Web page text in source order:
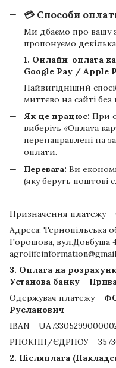
💳 Способи
Ми дбаємо про вашу
пропонуємо
1. Онлайн-оплата
Google Pay / Apple
Найвигідніший
миттєво на сайті без
Як це працює: При
виберіть «Оплата
перенаправлені на
оплати.
Перевага: Ви
(яку беруть поштові
Призначення платежу –
Адреса: Тернопільська
Горошова, вул.Довбуша
3. Оплата на
Установа банку –
Одержувач платежу –
Русланович
IBAN -
РНОКПП/ЄДРПОУ -
2. Післяплата